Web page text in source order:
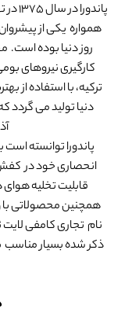
همواره یکی از
روز دنیا بوده است.
کارگیری نیروهای
ترکیه، با استفاده از
دنیا تولید می گردد
پاندورا توانسته است
انحصاری خود در
قابلیت تخلیه
همچنین محصولاتی با
نام تجاری کامفی لایت
ذکر شده بسیار مناسب